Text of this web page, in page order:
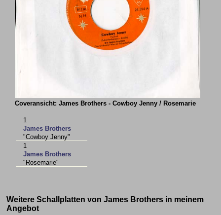
Coveransicht: James Brothers - Cowboy Jenny / Rosemarie
1
James Brothers
"Cowboy Jenny"
1
James Brothers
"Rosemarie"
Weitere Schallplatten von James Brothers in meinem
Angebot